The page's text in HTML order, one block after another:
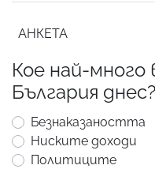
АНКЕТА
Кое най-много
България днес?
Безнаказаността
Ниските доходи
Политиците